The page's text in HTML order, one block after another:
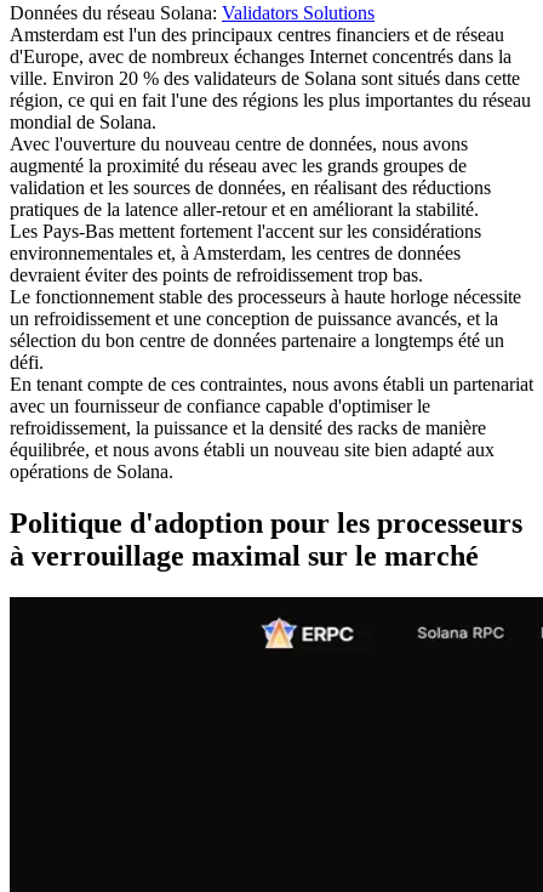
Données du réseau Solana: Validators Solutions
Amsterdam est l'un des principaux centres financiers et de réseau
d'Europe, avec de nombreux échanges Internet concentrés dans la
ville. Environ 20 % des validateurs de Solana sont situés dans cette
région, ce qui en fait l'une des régions les plus importantes du réseau
mondial de Solana.
Avec l'ouverture du nouveau centre de données, nous avons
augmenté la proximité du réseau avec les grands groupes de
validation et les sources de données, en réalisant des réductions
pratiques de la latence aller-retour et en améliorant la stabilité.
Les Pays-Bas mettent fortement l'accent sur les considérations
environnementales et, à Amsterdam, les centres de données
devraient éviter des points de refroidissement trop bas.
Le fonctionnement stable des processeurs à haute horloge nécessite
un refroidissement et une conception de puissance avancés, et la
sélection du bon centre de données partenaire a longtemps été un
défi.
En tenant compte de ces contraintes, nous avons établi un partenariat
avec un fournisseur de confiance capable d'optimiser le
refroidissement, la puissance et la densité des racks de manière
équilibrée, et nous avons établi un nouveau site bien adapté aux
opérations de Solana.
Politique d'adoption pour les processeurs
à verrouillage maximal sur le marché